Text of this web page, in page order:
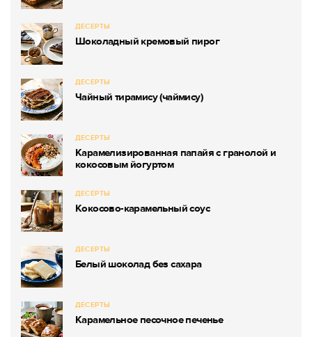
ДЕСЕРТЫ
Шоколадный кремовый пирог
ДЕСЕРТЫ
Чайный тирамису (чаймису)
ДЕСЕРТЫ
Карамелизированная папайя с гранолой и
кокосовым йогуртом
ДЕСЕРТЫ
Кокосово-карамельный соус
ДЕСЕРТЫ
Белый шоколад без сахара
ДЕСЕРТЫ
Карамельное песочное печенье